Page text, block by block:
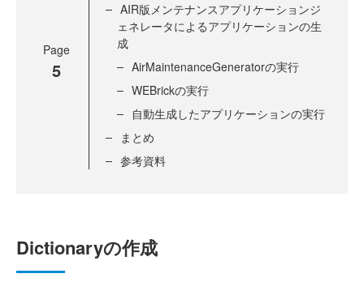
Page
5
AIR版メンテナンスアプリケーションジ
ェネレータによるアプリケーションの生
成
AirMaintenanceGeneratorの実行
WEBrickの実行
自動生成したアプリケーションの実行
まとめ
参考資料
Dictionaryの作成